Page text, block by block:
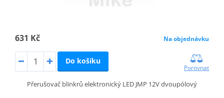
631 Kč Na objednávku
Do košíku
Porovnat
Přerušovač blinkrů elektronický LED JMP 12V dvoupólový